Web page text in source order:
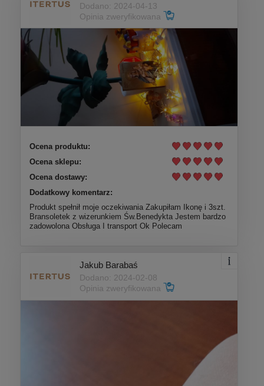
Dodano: 2024-04-13
Opinia zweryfikowana
Ocena produktu:
Ocena sklepu:
Ocena dostawy:
Dodatkowy komentarz:
Produkt spełnił moje oczekiwania Zakupiłam Ikonę i 3szt.
Bransoletek z wizerunkiem Św.Benedykta Jestem bardzo
zadowolona Obsługa I transport Ok Polecam
Jakub Barabaś
Dodano: 2024-02-08
Opinia zweryfikowana